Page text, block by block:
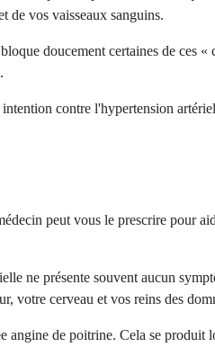
de vos vaisseaux sanguins.
doucement certaines de ces
contre l'hypertension
peut vous le prescrire pour
ne présente souvent aucun
votre cerveau et vos reins des
de poitrine. Cela se produit